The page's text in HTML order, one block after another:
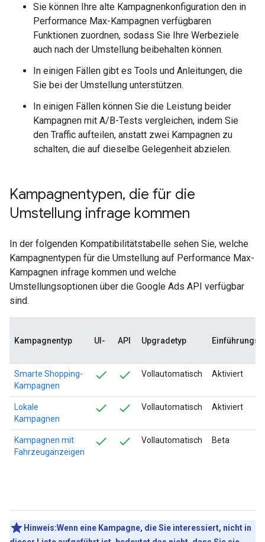
Sie können Ihre alte Kampagnenkonfiguration den in
Performance Max-Kampagnen verfügbaren
Funktionen zuordnen, sodass Sie Ihre Werbeziele
auch nach der Umstellung beibehalten können.
In einigen Fällen gibt es Tools und Anleitungen, die
Sie bei der Umstellung unterstützen.
In einigen Fällen können Sie die Leistung beider
Kampagnen mit A/B-Tests vergleichen, indem Sie
den Traffic aufteilen, anstatt zwei Kampagnen zu
schalten, die auf dieselbe Gelegenheit abzielen.
Kampagnentypen, die für die
Umstellung infrage kommen
In der folgenden Kompatibilitätstabelle sehen Sie, welche
Kampagnentypen für die Umstellung auf Performance Max-
Kampagnen infrage kommen und welche
Umstellungsoptionen über die Google Ads API verfügbar
sind.
Kampagnentyp UI- API Upgradetyp
Smarte Shopping-
Kampagnen
Vollautomatisch Aktiviert
Lokale
Kampagnen
Vollautomatisch Aktiviert
Kampagnen mit
Fahrzeuganzeigen
Vollautomatisch Beta
Hinweis:Wenn eine Kampagne, die Sie interessiert, nicht in